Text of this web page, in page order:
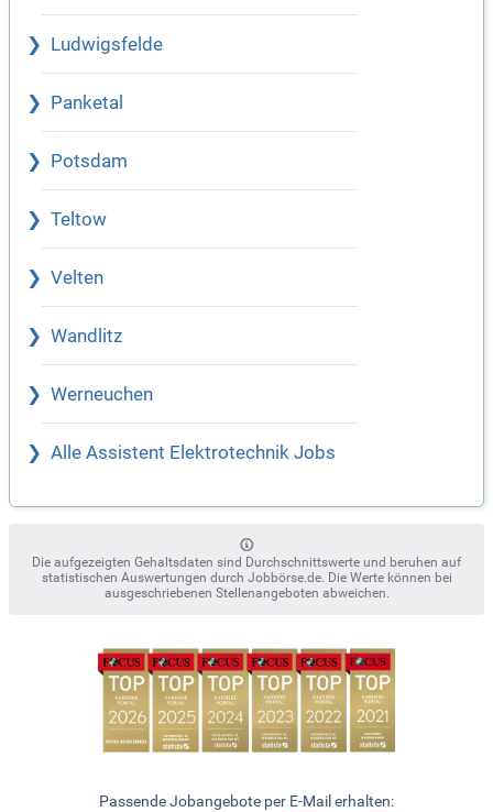
Ludwigsfelde
Panketal
Potsdam
Teltow
Velten
Wandlitz
Werneuchen
Alle Assistent Elektrotechnik Jobs
Die aufgezeigten Gehaltsdaten sind Durchschnittswerte und beruhen auf
statistischen Auswertungen durch Jobbörse.de. Die Werte können bei
ausgeschriebenen Stellenangeboten abweichen.
Passende Jobangebote per E-Mail erhalten: